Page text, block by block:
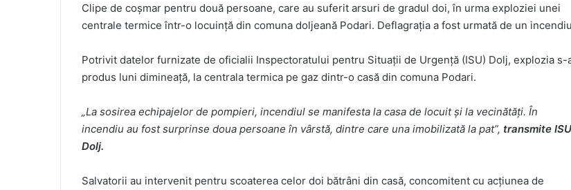
Clipe de coșmar pentru două persoane, care au suferit arsuri de gradul doi, în urma exploziei unei
centrale termice într-o locuinţă din comuna doljeană Podari. Deflagraţia a fost urmată de un
Potrivit datelor furnizate de oficialii Inspectoratului pentru Situaţii de Urgenţă (ISU) Dolj, explozia s-
produs luni dimineaţă, la centrala termica pe gaz dintr-o casă din comuna Podari.
„La sosirea echipajelor de pompieri, incendiul se manifesta la casa de locuit şi la vecinătăţi. În
incendiu au fost surprinse doua persoane în vârstă, dintre care una imobilizată la pat”, transmite ISU
Dolj.
Salvatorii au intervenit pentru scoaterea celor doi bătrâni din casă, concomitent cu acţiunea de